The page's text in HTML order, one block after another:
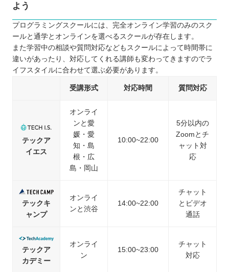
よう
プログラミングスクールには、完全オンライン学習のみのスク
ールと通学とオンラインを選べるスクールが存在します。
また学習中の相談や質問対応などもスクールによって時間帯に
違いがあったり、対応してくれる講師も変わってきますのでラ
イフスタイルに合わせて選ぶ必要があります。
受講形式 対応時間 質問対応
テックア
イエス
オンライ
ンと愛
媛・愛
知・島
根・広
島・岡山
10:00~22:00
5分以内の
Zoomとチ
ャット対
応
テックキ
ャンプ
オンライ
ンと渋谷
14:00~22:00
チャット
とビデオ
通話
テックア
カデミー
オンライ
ン
15:00~23:00
チャット
対応